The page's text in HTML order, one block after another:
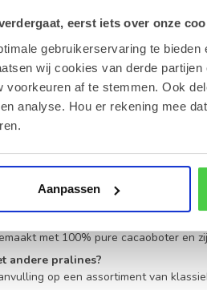
eerst iets over onze
gebruikerservaring te
wij cookies van derde
voorkeuren af te stemmen. Ook
analyse. Hou er rekening mee
Aanpassen
op een etiket voor je
zijn ideaal voor elke gelegenheid,
van onze Belgische chocolade. Mocht
klantenservice.
over Frozettes
ervaren, bewaar je de Frozettes in
en verfrissende smaak zijn ze
met 100% pure cacaoboter en
andere pralines?
op een assortiment van